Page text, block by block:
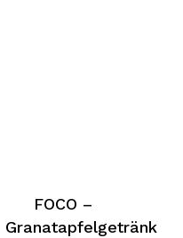
FOCO –
Granatapfelgetränk